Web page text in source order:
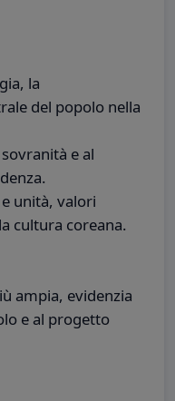
la
del popolo nella
e al
e unità, valori
cultura coreana.
ampia, evidenzia
e al progetto